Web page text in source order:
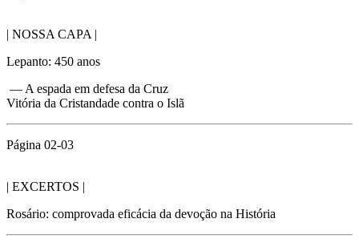
| NOSSA CAPA |
Lepanto: 450 anos
— A espada em defesa da Cruz
Vitória da Cristandade contra o Islã
Página 02-03
| EXCERTOS |
Rosário: comprovada eficácia da devoção na História